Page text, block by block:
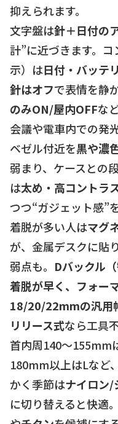
抑えられます。
文字盤は針＋日付の
計”に近づきます。
示）は日付・バッテ
針はオフで表情を静
のみON/屋内OFFな
会議や電車内での発
ベゼル付近を黒や濃
弱まり、ケースとの
は太め・高コントラ
つつ“ガジェット感”
着脱が多い人はマグ
が、金属デスクに貼
弱点も。 Dバックル（
着脱が早く、フォー
18/20/22mmの汎用
リリース式なら工具
首内周140〜155mm
180mm以上はLなど、
かく季節はナイロン/
に切り替えると快適